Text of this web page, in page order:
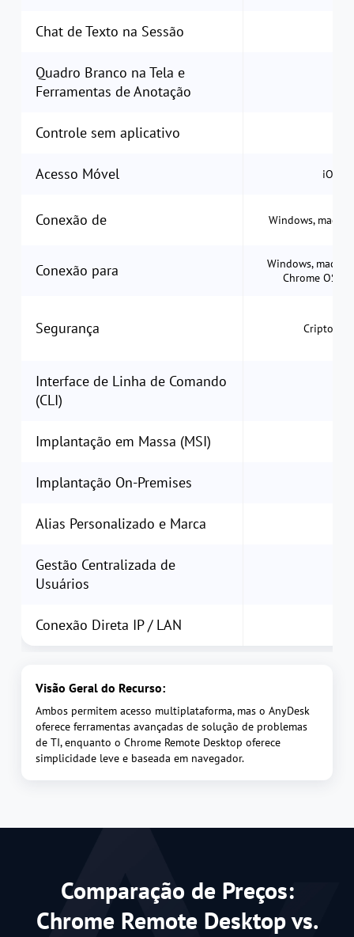
Chat de Texto na Sessão
Quadro Branco na Tela e
Ferramentas de Anotação
Controle sem aplicativo
Acesso Móvel iOS
Conexão de Windows,
Conexão para
Windows,
Chrome OS,
Segurança
Interface de Linha de Comando
(CLI)
Implantação em Massa (MSI)
Implantação On-Premises
Alias Personalizado e Marca
Gestão Centralizada de
Usuários
Conexão Direta IP / LAN
Visão Geral do Recurso:
Ambos permitem acesso multiplataforma, mas o AnyDesk
oferece ferramentas avançadas de solução de problemas
de TI, enquanto o Chrome Remote Desktop oferece
simplicidade leve e baseada em navegador.
Comparação de Preços:
Chrome Remote Desktop vs.